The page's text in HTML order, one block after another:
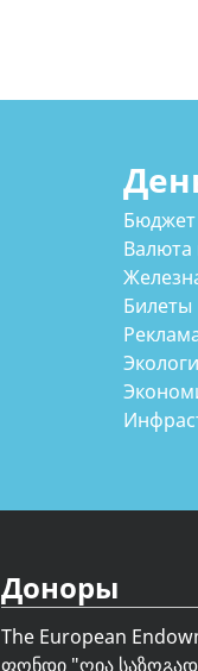
Бюджет
Валюта
Билеты
Доноры
The European
ფონდი "ღია